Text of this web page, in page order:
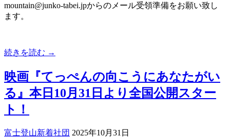
mountain@junko-tabei.jpからのメール受領準備をお願い致し
ます。
続きを読む →
映画『てっぺんの向こうにあなたがい
る』本日10月31日より全国公開スター
ト！
富士登山新着社団 2025年10月31日